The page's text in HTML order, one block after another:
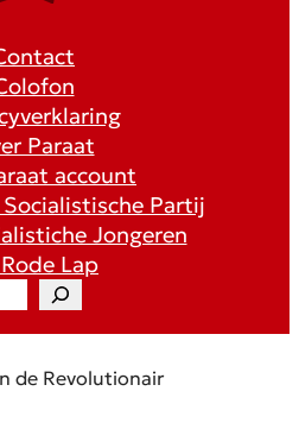
Paraat
account
Partij
Jongeren
Lap
de Revolutionair